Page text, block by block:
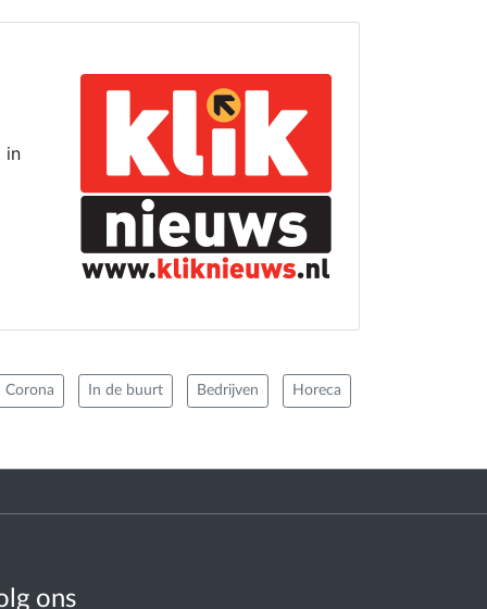
in
Corona In de buurt Bedrijven Horeca
ons